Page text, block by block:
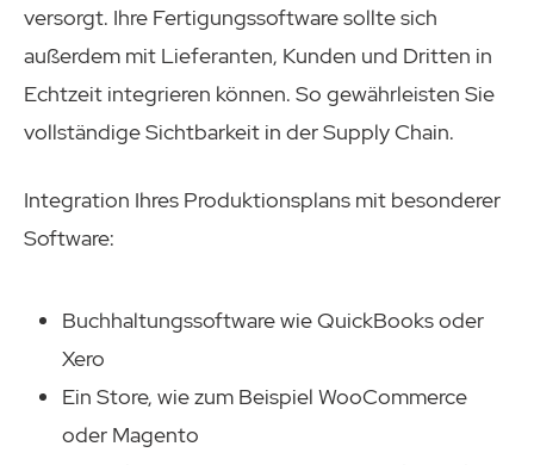
versorgt. Ihre Fertigungssoftware sollte sich
außerdem mit Lieferanten, Kunden und Dritten in
Echtzeit integrieren können. So gewährleisten Sie
vollständige Sichtbarkeit in der Supply Chain.
Integration Ihres Produktionsplans mit besonderer
Software:
Buchhaltungssoftware wie QuickBooks oder
Xero
Ein Store, wie zum Beispiel WooCommerce
oder Magento